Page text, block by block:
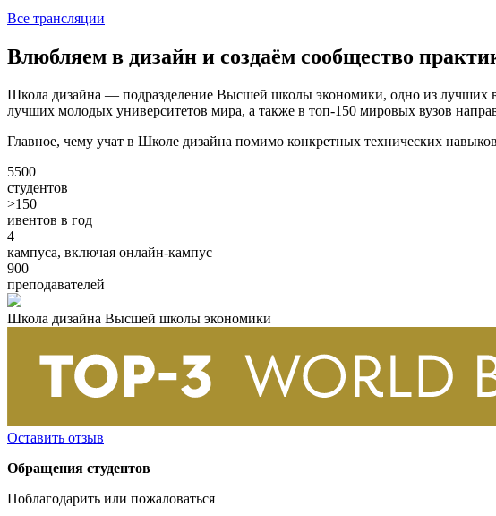
Все трансляции
Влюбляем в дизайн и создаём сообщество
Школа дизайна — подразделение Высшей школы экономики, одно из лучших
лучших молодых университетов мира, а также в топ-150 мировых вузов
Главное, чему учат в Школе дизайна помимо конкретных технических
5500
студентов
>150
ивентов в год
4
кампуса, включая онлайн-кампус
900
преподавателей
Школа дизайна Высшей школы экономики
Оставить отзыв
Обращения студентов
Поблагодарить или пожаловаться